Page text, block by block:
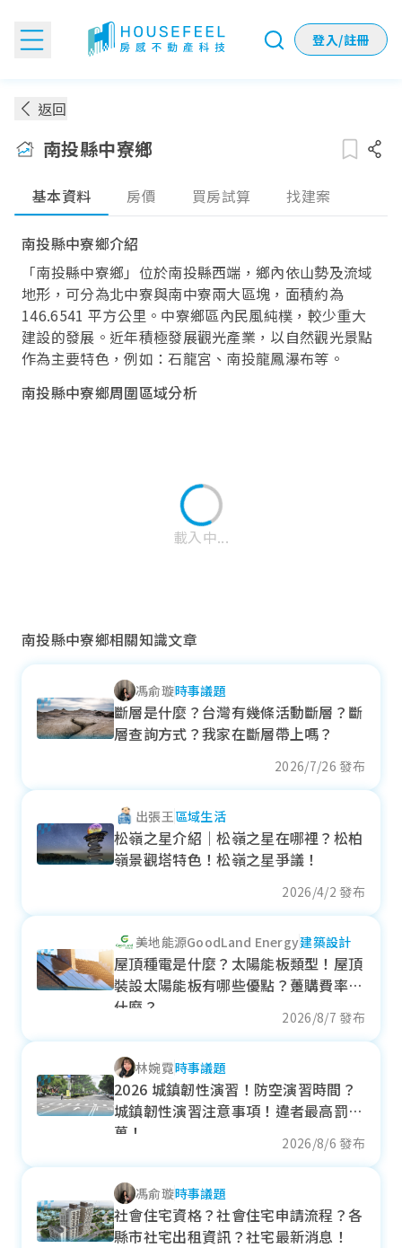
登入/註冊
返回
南投縣中寮鄉
基本資料 房價 買房試算 找建案
南投縣中寮鄉介紹
「南投縣中寮鄉」位於南投縣西端，鄉內依山勢及流域
地形，可分為北中寮與南中寮兩大區塊，面積約為
146.6541 平方公里。中寮鄉區內民風純樸，較少重大
建設的發展。近年積極發展觀光產業，以自然觀光景點
作為主要特色，例如：石龍宮、南投龍鳳瀑布等。
南投縣中寮鄉周圍區域分析
載入中...
南投市
近一年成交單價
各季房價趨勢
近一年成交單價
25.04萬元/坪
- 18.58%
國姓鄉
--萬元/坪
--
南投縣中寮鄉相關知識文章
馮俞璇時事議題
斷層是什麼？台灣有幾條活動斷層？斷
層查詢方式？我家在斷層帶上嗎？
2026/7/26 發布
出張王區域生活
松嶺之星介紹｜松嶺之星在哪裡？松柏
嶺景觀塔特色！松嶺之星爭議！
2026/4/2 發布
美地能源GoodLand Energy建築設計
屋頂種電是什麼？太陽能板類型！屋頂
裝設太陽能板有哪些優點？躉購費率是
什麼？
2026/8/7 發布
林婉霓時事議題
2026 城鎮韌性演習！防空演習時間？
城鎮韌性演習注意事項！違者最高罰15
萬！
2026/8/6 發布
馮俞璇時事議題
社會住宅資格？社會住宅申請流程？各
縣市社宅出租資訊？社宅最新消息！